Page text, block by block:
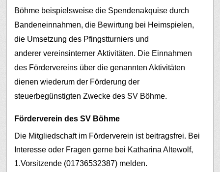
Böhme beispielsweise die Spendenakquise durch
Bandeneinnahmen, die Bewirtung bei Heimspielen,
die Umsetzung des Pfingstturniers und
anderer vereinsinterner Aktivitäten. Die Einnahmen
des Fördervereins über die genannten Aktivitäten
dienen wiederum der Förderung der
steuerbegünstigten Zwecke des SV Böhme.
Förderverein des SV Böhme
Die Mitgliedschaft im Förderverein ist beitragsfrei. Bei
Interesse oder Fragen gerne bei Katharina Altewolf,
1.Vorsitzende (01736532387) melden.